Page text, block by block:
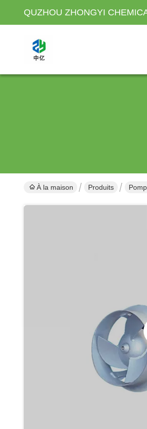
QUZHOU ZHONGYI
À la maison Produits